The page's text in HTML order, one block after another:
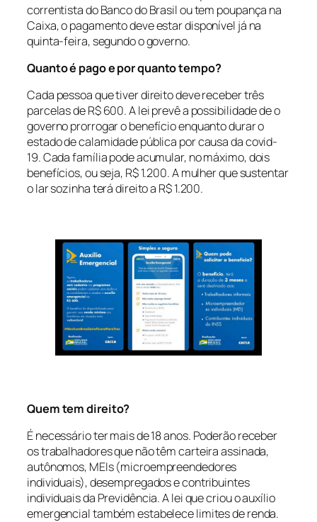
correntista do Banco do Brasil ou tem poupança na
Caixa, o pagamento deve estar disponível já na
quinta-feira, segundo o governo.
Quanto é pago e por quanto tempo?
Cada pessoa que tiver direito deve receber três
parcelas de R$ 600. A lei prevê a possibilidade de o
governo prorrogar o benefício enquanto durar o
estado de calamidade pública por causa da covid-
19. Cada família pode acumular, no máximo, dois
benefícios, ou seja, R$ 1.200. A mulher que sustentar
o lar sozinha terá direito a R$ 1.200.
Quem tem direito?
É necessário ter mais de 18 anos. Poderão receber
os trabalhadores que não têm carteira assinada,
autônomos, MEIs (microempreendedores
individuais), desempregados e contribuintes
individuais da Previdência. A lei que criou o auxílio
emergencial também estabelece limites de renda.